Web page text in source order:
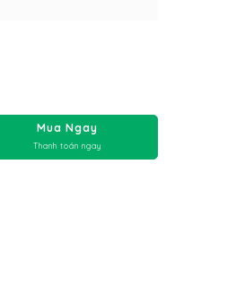
Mua Ngay
Thanh toán ngay